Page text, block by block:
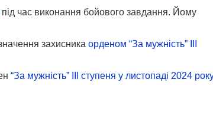
під час виконання бойового завдання. Йому
захисника орденом “За мужність” III
“За мужність” III ступеня у листопаді 2024